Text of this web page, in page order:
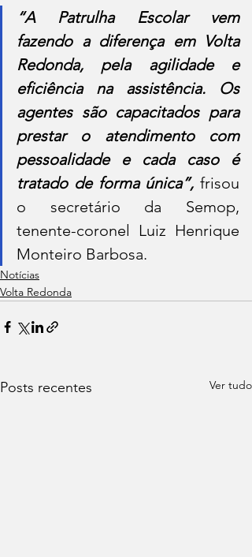
“A Patrulha Escolar vem
fazendo a diferença em Volta
Redonda, pela agilidade e
eficiência na assistência. Os
agentes são capacitados para
prestar o atendimento com
pessoalidade e cada caso é
tratado de forma única”, frisou
o secretário da Semop,
tenente-coronel Luiz Henrique
Monteiro Barbosa.
Notícias
Volta Redonda
Posts recentes Ver tudo